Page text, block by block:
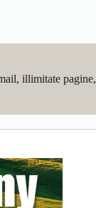
illimitate pagine,